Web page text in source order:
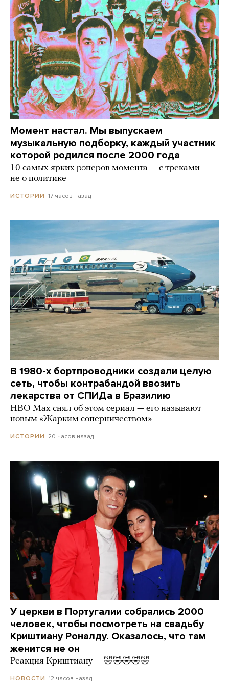
Момент настал. Мы выпускаем
музыкальную подборку, каждый участник
которой родился после 2000 года
10 самых ярких рэперов момента — с треками
не о политике
ИСТОРИИ 17 часов назад
В 1980-х бортпроводники создали целую
сеть, чтобы контрабандой ввозить
лекарства от СПИДа в Бразилию
HBO Max снял об этом сериал — его называют
новым «Жарким соперничеством»
ИСТОРИИ 20 часов назад
У церкви в Португалии собрались 2000
человек, чтобы посмотреть на свадьбу
Криштиану Роналду. Оказалось, что там
женится не он
Реакция Криштиану — 🤣🤣🤣🤣🤣
НОВОСТИ 12 часов назад